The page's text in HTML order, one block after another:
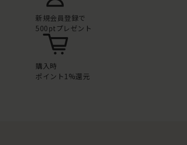
新規会員登録で
500ptプレゼント
購入時
ポイント1%還元